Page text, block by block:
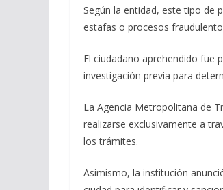
Según la entidad, este tipo de
estafas o procesos
El ciudadano aprehendido fue
investigación previa para
La Agencia Metropolitana de
realizarse exclusivamente a
los trámites.
Asimismo, la institución